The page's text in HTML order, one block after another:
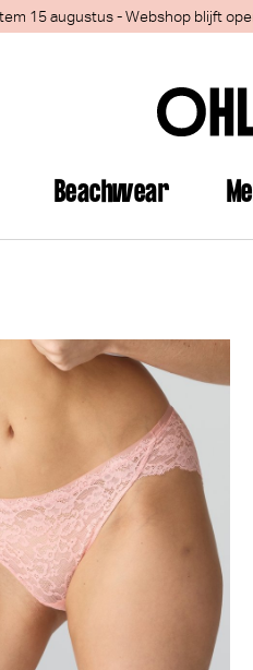
15 augustus - Webshop blijft
Beachwear